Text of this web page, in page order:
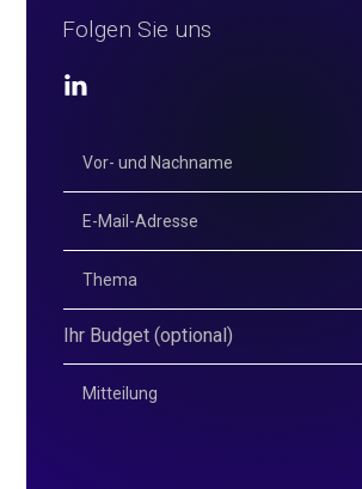
Folgen Sie uns